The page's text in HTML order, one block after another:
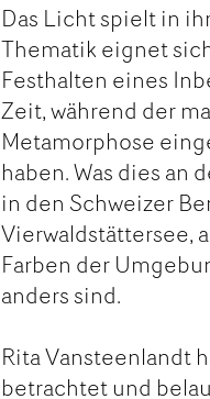
Das Licht spielt in
Thematik eignet
Festhalten eines
Zeit, während der
Metamorphose
haben. Was dies an
in den Schweizer
Vierwaldstättersee,
Farben der
anders sind.
Rita Vansteenlandt
betrachtet und